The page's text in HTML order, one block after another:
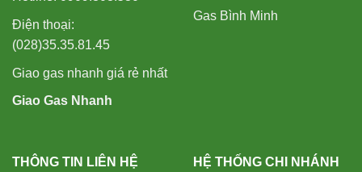
Điện thoại:
(028)35.35.81.45
Giao gas nhanh giá rẻ nhất
Giao Gas Nhanh
Gas Bình Minh
THÔNG TIN LIÊN HỆ
HỆ THỐNG CHI NHÁNH